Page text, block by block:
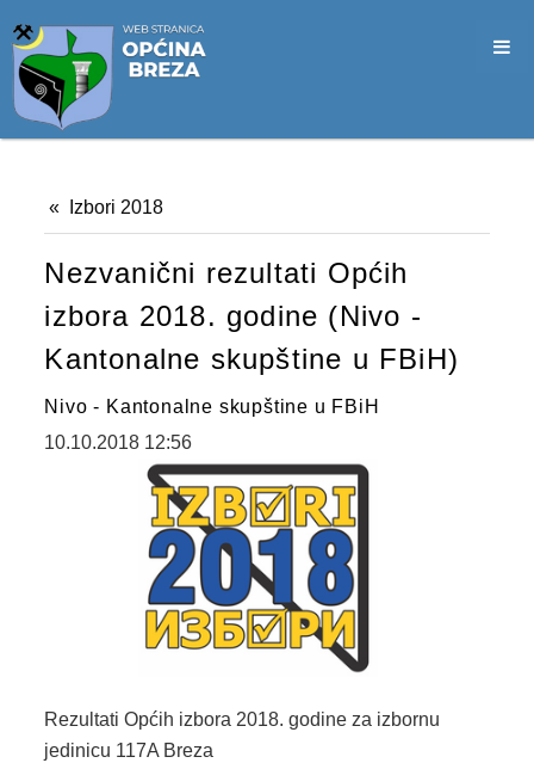
Izbori 2018
Nezvanični rezultati Općih
izbora 2018. godine (Nivo -
Kantonalne skupštine u FBiH)
Nivo - Kantonalne skupštine u FBiH
10.10.2018 12:56
Rezultati Općih izbora 2018. godine za izbornu
jedinicu 117A Breza
OPĆINSKO VIJEĆE
VIJEĆNICI
ZAPISNICI
DOKUMENTI
2026. GODINA
2025. GODINA
2024. GODINA
2023. GODINA
2022. GODINA
2020. GODINA